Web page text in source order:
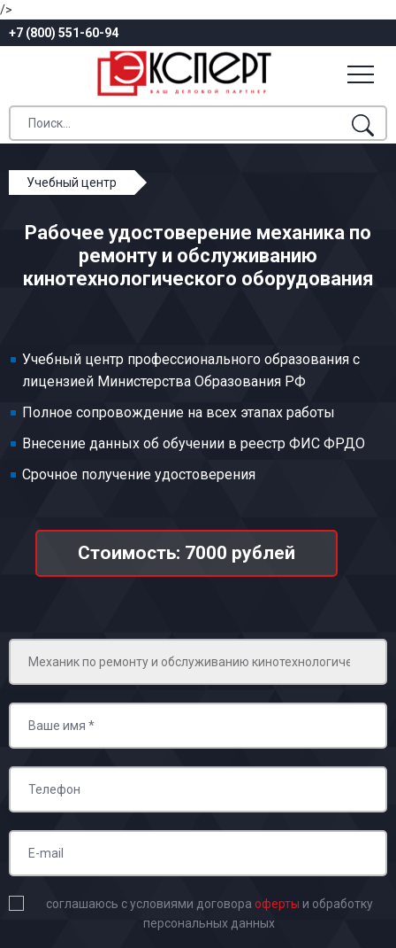
/>
+7 (800) 551-60-94
Учебный центр
Киностудии и предприятия, организации
телевидения и радиовещания
Механик по ремонту и обслуживанию
Рабочее удостоверение механика по
ремонту и обслуживанию
кинотехнологического оборудования
Учебный центр профессионального образования с
лицензией Министерства Образования РФ
Полное сопровождение на всех этапах работы
Внесение данных об обучении в реестр ФИС ФРДО
Срочное получение удостоверения
Стоимость: 7000 рублей
соглашаюсь с условиями договора оферты и обработку
персональных данных